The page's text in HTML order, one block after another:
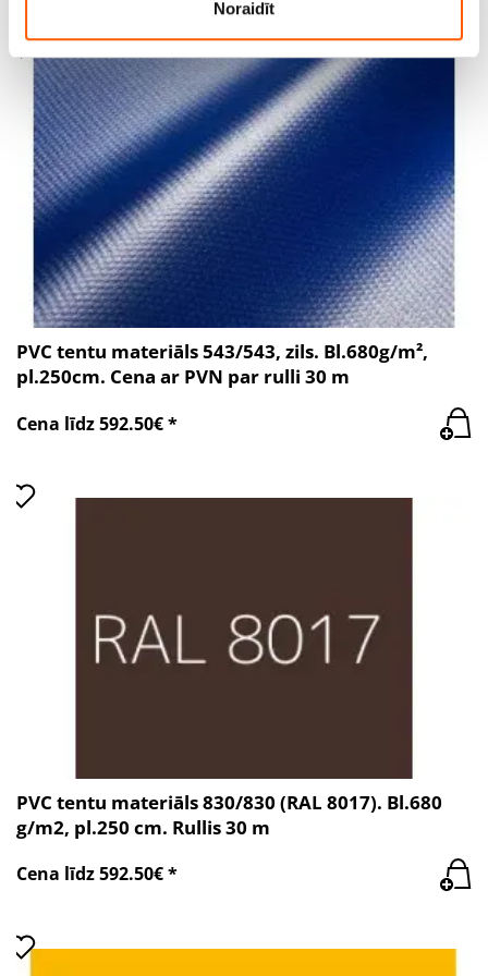
Noraidīt
PVC tentu materiāls 543/543, zils. Bl.680g/m²,
pl.250cm. Cena ar PVN par rulli 30 m
Cena līdz 592.50€ *
PVC tentu materiāls 830/830 (RAL 8017). Bl.680
g/m2, pl.250 cm. Rullis 30 m
Cena līdz 592.50€ *